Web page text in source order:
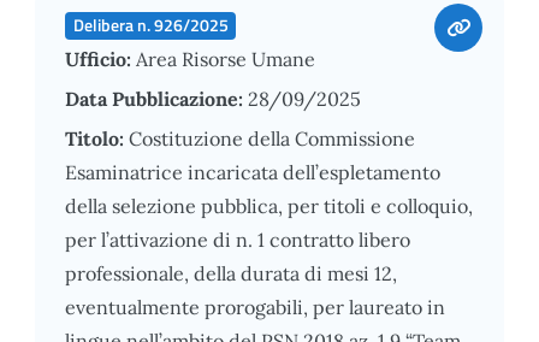
Delibera n. 926/2025
Ufficio: Area Risorse Umane
Data Pubblicazione: 28/09/2025
Titolo: Costituzione della Commissione
Esaminatrice incaricata dell’espletamento
della selezione pubblica, per titoli e colloquio,
per l’attivazione di n. 1 contratto libero
professionale, della durata di mesi 12,
eventualmente prorogabili, per laureato in